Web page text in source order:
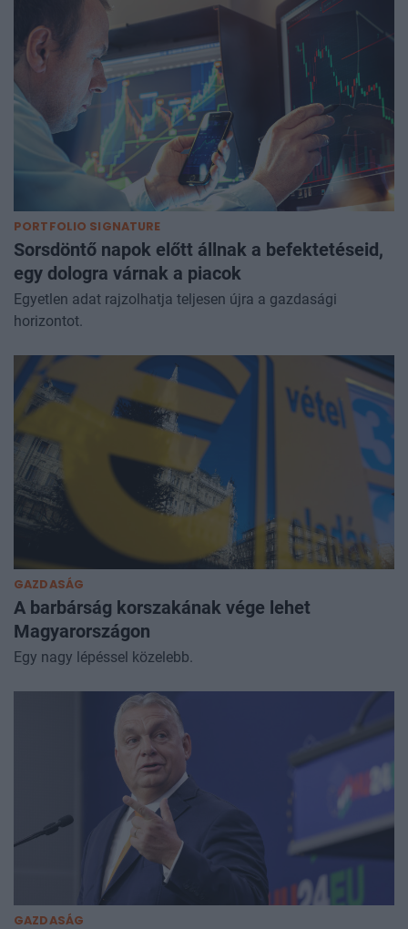
PORTFOLIO SIGNATURE
Sorsdöntő napok előtt állnak a befektetéseid,
egy dologra várnak a piacok
Egyetlen adat rajzolhatja teljesen újra a gazdasági
horizontot.
GAZDASÁG
A barbárság korszakának vége lehet
Magyarországon
Egy nagy lépéssel közelebb.
GAZDASÁG